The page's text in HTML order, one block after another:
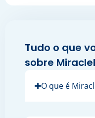
Tudo o que
sobre
O que é